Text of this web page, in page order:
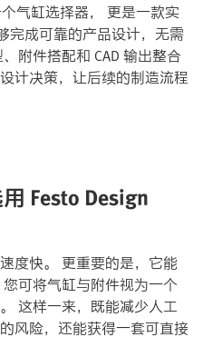
气缸选择器， 更是一款实
完成可靠的产品设计，无需
附件搭配和 CAD 输出整合
计决策，让后续的制造流程
Festo Design
度快。 更重要的是，它能
可将气缸与附件视为一个
这样一来，既能减少人工
风险，还能获得一套可直接